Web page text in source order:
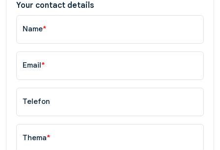
Your contact details
Name*
Email*
Telefon
Thema*